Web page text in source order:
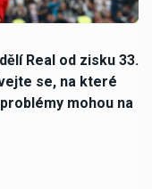
Real od zisku 33.
se, na které
mohou na